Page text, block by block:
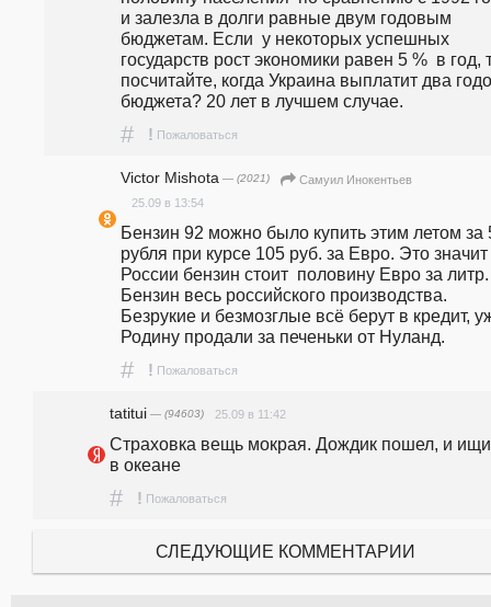
и залезла в долги равные двум годовым
бюджетам. Если  у некоторых успешных
государств рост экономики равен 5 %  в год,
посчитайте, когда Украина выплатит два
бюджета? 20 лет в лучшем случае.
# ! Пожаловаться
Victor Mishota — (2021)
Самуил Инокентьев
25.09 в 13:54
Бензин 92 можно было купить этим летом за
рубля при курсе 105 руб. за Евро. Это
России бензин стоит  половину Евро за литр.
Бензин весь российского производства.
Безрукие и безмозглые всё берут в кредит,
Родину продали за печеньки от Нуланд.
# ! Пожаловаться
tatitui — (94603) 25.09 в 11:42
Страховка вещь мокрая. Дождик пошел, и
в океане
# ! Пожаловаться
СЛЕДУЮЩИЕ КОММЕНТАРИИ